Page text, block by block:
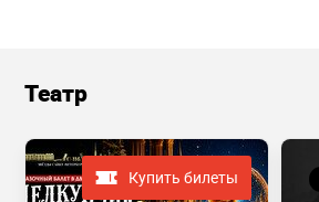
Театр
Купить билеты